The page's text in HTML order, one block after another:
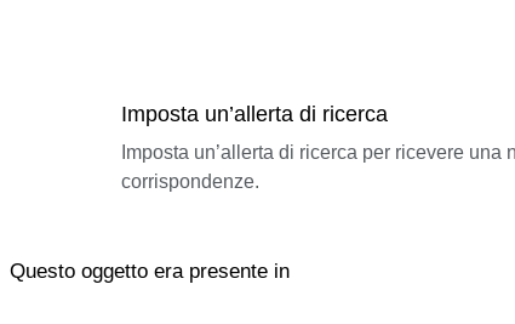
Imposta un’allerta di ricerca
Imposta un’allerta di ricerca per ricevere
corrispondenze.
Questo oggetto era presente in